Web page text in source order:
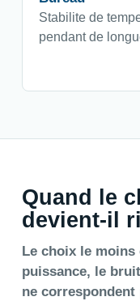
Stabilite de
pendant de
Quand le
devient-il
Le choix le
puissance, le
ne